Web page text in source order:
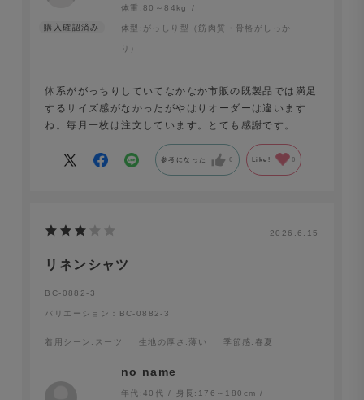
体重:80～84kg
体型: がっしり型（筋肉質・骨格がしっか
り）
体系ががっちりしていてなかなか市販の既製品では満足
するサイズ感がなかったがやはりオーダーは違います
ね。毎月一枚は注文しています。とても感謝です。
参考になった 0 Like! 0
2026.6.15
リネンシャツ
BC-0882-3
バリエーション：BC-0882-3
着用シーン :スーツ 生地の厚さ :薄い 季節感:春夏
no name
年代:40代 身長: 176～180cm